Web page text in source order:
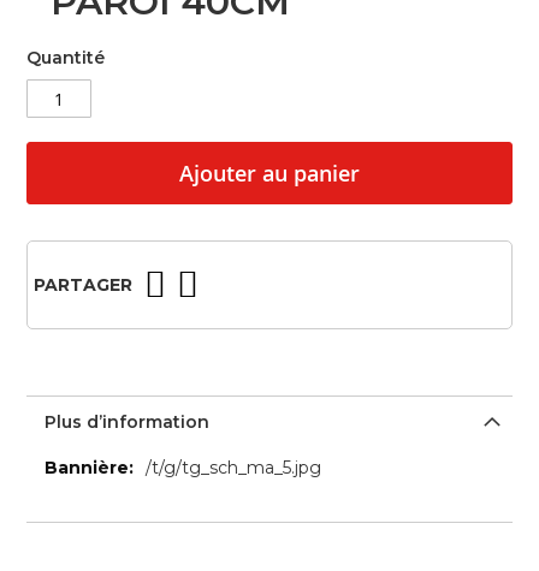
beginning
the
images
gallery
Quantité
Ajouter au panier
PARTAGER
Plus d’information
Plus
/t/g/tg_sch_ma_5.jpg